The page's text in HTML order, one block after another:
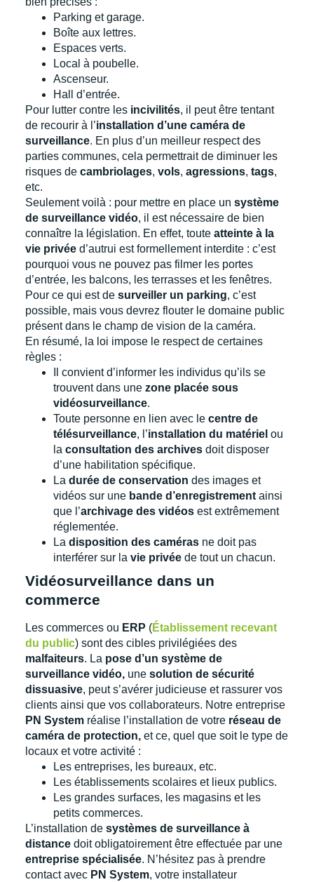
Parking et garage.
Boîte aux lettres.
Espaces verts.
Local à poubelle.
Ascenseur.
Hall d’entrée.
Pour lutter contre les incivilités, il peut être tentant
de recourir à l’installation d’une caméra de
surveillance. En plus d’un meilleur respect des
parties communes, cela permettrait de diminuer les
risques de cambriolages, vols, agressions, tags,
etc.
Seulement voilà : pour mettre en place un système
de surveillance vidéo, il est nécessaire de bien
connaître la législation. En effet, toute atteinte à la
vie privéed’autrui est formellement interdite : c’est
pourquoi vous ne pouvez pas filmer les portes
d’entrée, les balcons, les terrasses et les fenêtres.
Pour ce qui est de surveiller un parking, c’est
possible, mais vous devrez flouter le domaine public
présent dans le champ de vision de la caméra.
En résumé, la loi impose le respect de certaines
règles :
Il convient d’informer les individus qu’ils se
trouvent dans une zone placée sous
vidéosurveillance.
Toute personne en lien avec le centre de
télésurveillance, l’installation du matériel ou
la consultation des archivesdoit disposer
d’une habilitation spécifique.
La durée de conservation des images et
vidéos sur une bande d’enregistrementainsi
que l’archivage des vidéos est extrêmement
réglementée.
La disposition des camérasne doit pas
interférer sur la vie privéede tout un chacun.
Vidéosurveillance dans un
commerce
Les commerces ou ERP (Établissement recevant
du public) sont des cibles privilégiées des
malfaiteurs. La pose d’un système de
surveillance vidéo,une solution de sécurité
dissuasive, peut s’avérer judicieuse et rassurer vos
clients ainsi que vos collaborateurs. Notre entreprise
PN Systemréalise l’installation de votre réseau de
caméra de protection,et ce, quel que soit le type de
locaux et votre activité :
Les entreprises, les bureaux, etc.
Les établissements scolaires et lieux publics.
Les grandes surfaces, les magasins et les
petits commerces.
L’installation de systèmes de surveillance à
distancedoit obligatoirement être effectuée par une
entreprise spécialisée. N’hésitez pas à prendre
contact avec PN System, votre installateur